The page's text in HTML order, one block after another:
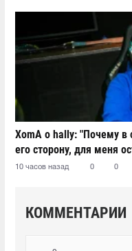
XomA о hally: "Почему в
его сторону, для меня
10 часов назад 0 0
КОММЕНТАРИИ